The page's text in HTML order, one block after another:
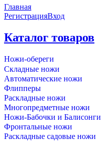
Главная
РегистрацияВход
Каталог товаров
Ножи-обереги
Складные ножи
Автоматические ножи
Флипперы
Раскладные ножи
Многопредметные ножи
Ножи-Бабочки и Балисонги
Фронтальные ножи
Раскладные садовые ножи